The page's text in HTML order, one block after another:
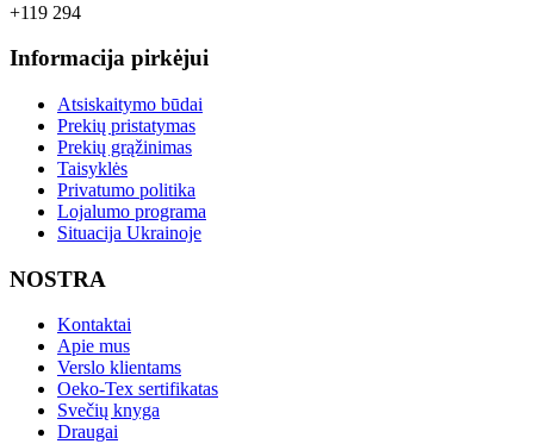
+119 294
Informacija pirkėjui
Atsiskaitymo būdai
Prekių pristatymas
Prekių grąžinimas
Taisyklės
Privatumo politika
Lojalumo programa
Situacija Ukrainoje
NOSTRA
Kontaktai
Apie mus
Verslo klientams
Oeko-Tex sertifikatas
Svečių knyga
Draugai